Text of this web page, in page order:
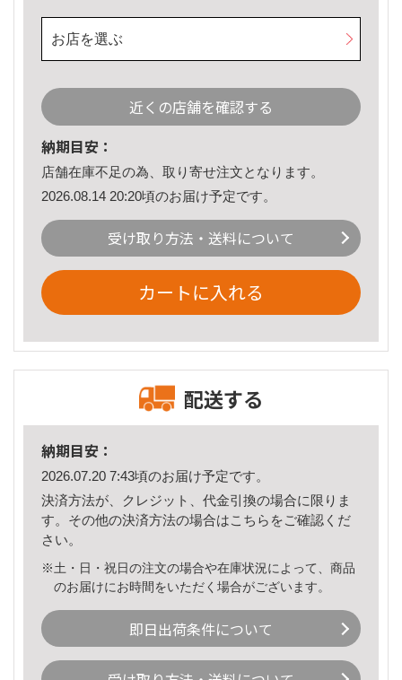
お店を選ぶ
近くの店舗を確認する
納期目安：
店舗在庫不足の為、取り寄せ注文となります。
2026.08.14 20:20頃のお届け予定です。
受け取り方法・送料について
カートに入れる
配送する
納期目安：
2026.07.20 7:43頃のお届け予定です。
決済方法が、クレジット、代金引換の場合に限りま
す。その他の決済方法の場合はこちら をご確認くだ
さい。
※土・日・祝日の注文の場合や在庫状況によって、商品
のお届けにお時間をいただく場合がございます。
即日出荷条件について